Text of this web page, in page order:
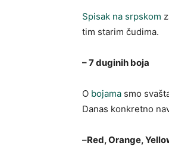
Spisak na srpskom
tim starim čudima.
– 7 duginih boja
O bojama smo
Danas konkretno
–Red, Orange,